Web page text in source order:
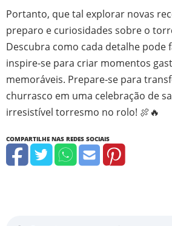
Portanto, que tal explorar novas
preparo e curiosidades sobre o
Descubra como cada detalhe pode
inspire-se para criar momentos
memoráveis. Prepare-se para
churrasco em uma celebração de
irresistível torresmo no rolo! 🍖🔥